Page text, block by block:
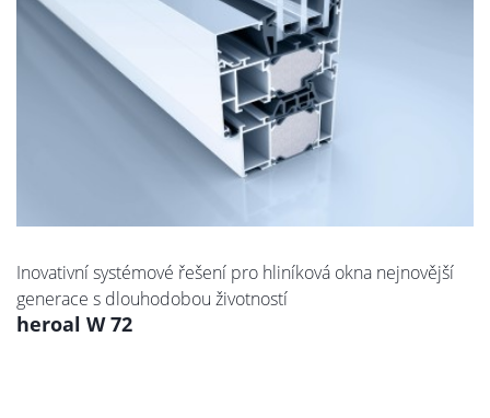
Inovativní systémové řešení pro hliníková okna nejnovější
generace s dlouhodobou životností
heroal W 72